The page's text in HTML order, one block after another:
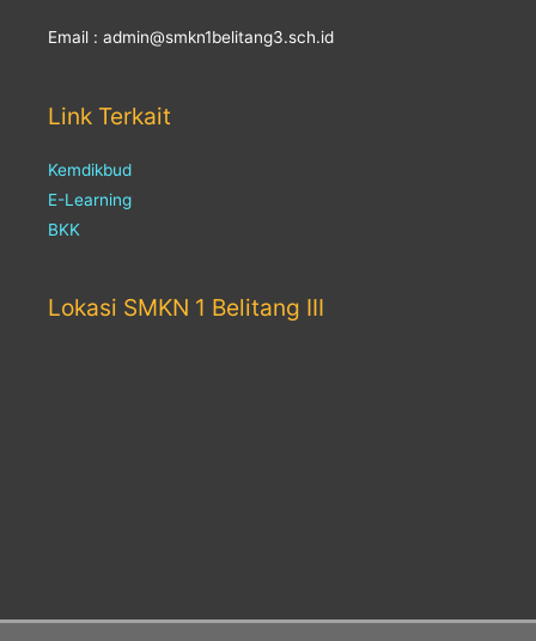
Email : admin@smkn1belitang3.sch.id
Link Terkait
Kemdikbud
E-Learning
BKK
Lokasi SMKN 1 Belitang III